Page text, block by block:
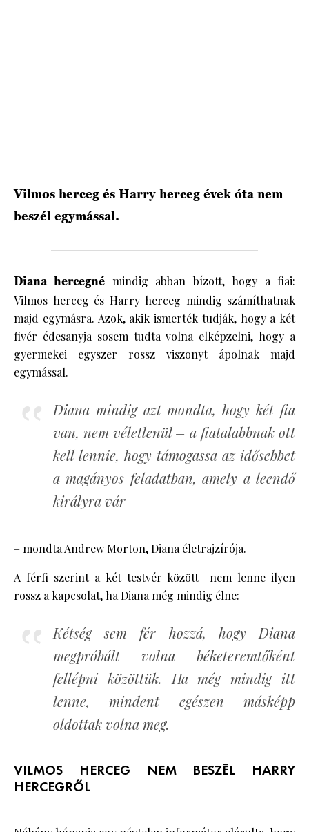
Vilmos herceg és Harry herceg évek óta nem
beszél egymással.
Diana hercegné mindig abban bízott, hogy a fiai:
Vilmos herceg és Harry herceg mindig számíthatnak
majd egymásra. Azok, akik ismerték tudják, hogy a két
fivér édesanyja sosem tudta volna elképzelni, hogy a
gyermekei egyszer rossz viszonyt ápolnak majd
egymással.
Diana mindig azt mondta, hogy két fia
van, nem véletlenül – a fiatalabbnak ott
kell lennie, hogy támogassa az idősebbet
a magányos feladatban, amely a leendő
királyra vár
– mondta Andrew Morton, Diana életrajzírója.
A férfi szerint a két testvér között nem lenne ilyen
rossz a kapcsolat, ha Diana még mindig élne:
Kétség sem fér hozzá, hogy Diana
megpróbált volna béketeremtőként
fellépni közöttük. Ha még mindig itt
lenne, mindent egészen másképp
oldottak volna meg.
VILMOS HERCEG NEM BESZÉL HARRY
HERCEGRŐL